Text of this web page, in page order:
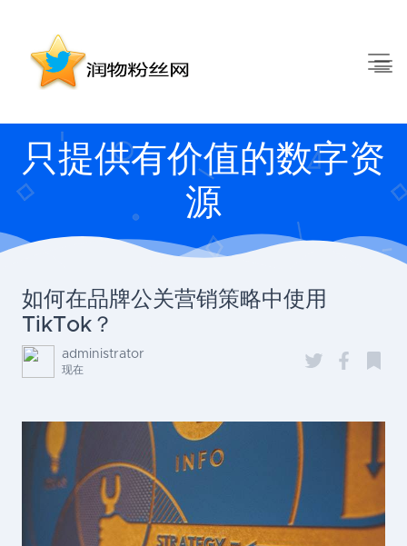
只提供有价值的数字资
源
如何在品牌公关营销策略中使用
TikTok？
administrator
现在